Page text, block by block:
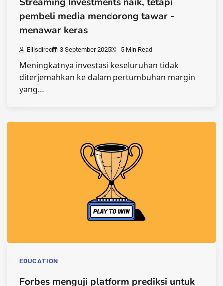
pembeli media mendorong tawar -
menawar keras
Ellisdirec 3 September 2025 5 Min Read
Meningkatnya investasi keseluruhan tidak
diterjemahkan ke dalam pertumbuhan margin
yang…
EDUCATION
Forbes menguji platform prediksi untuk